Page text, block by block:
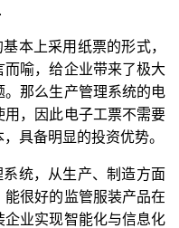
本上采用纸票的形式，
喻，给企业带来了极大
那么生产管理系统的电
，因此电子工票不需要
具备明显的投资优势。
统，从生产、制造方面
很好的监管服装产品在
业实现智能化与信息化